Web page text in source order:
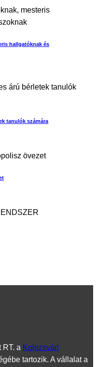
hallgatóknak és
tanulók számára
a Kolozsvári
tartozik. A vállalat a